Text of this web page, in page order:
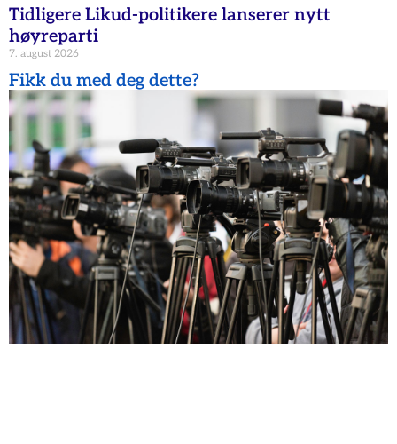
Tidligere Likud-politikere lanserer nytt
høyreparti
7. august 2026
Fikk du med deg dette?